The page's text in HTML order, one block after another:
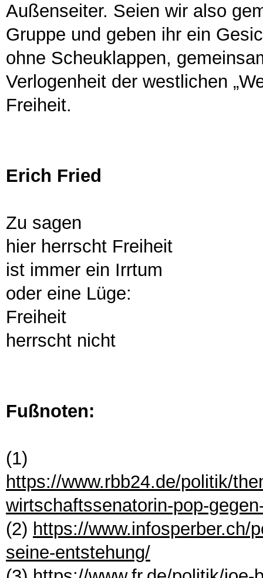
Außenseiter. Seien wir also
Gruppe und geben ihr ein
ohne Scheuklappen,
Verlogenheit der westlichen
Freiheit.
Erich Fried
Zu sagen
hier herrscht Freiheit
ist immer ein Irrtum
oder eine Lüge:
Freiheit
herrscht nicht
Fußnoten:
(1)
https://www.rbb24.de/politik/
wirtschaftssenatorin-pop-
(2) https://www.infosperber.ch/
seine-entstehung/